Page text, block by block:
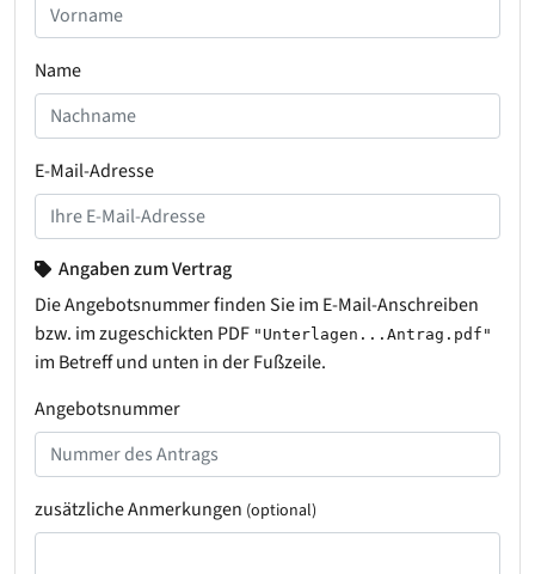
Name
E-Mail-Adresse
Angaben zum Vertrag
Die Angebotsnummer finden Sie im E-Mail-Anschreiben
bzw. im zugeschickten PDF "Unterlagen...Antrag.pdf"
im Betreff und unten in der Fußzeile.
Angebotsnummer
zusätzliche Anmerkungen (optional)